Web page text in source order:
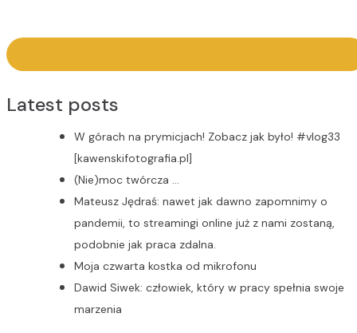
Latest posts
W górach na prymicjach! Zobacz jak było! #vlog33
[kawenskifotografia.pl]
(Nie)moc twórcza …
Mateusz Jędraś: nawet jak dawno zapomnimy o
pandemii, to streamingi online już z nami zostaną,
podobnie jak praca zdalna.
Moja czwarta kostka od mikrofonu
Dawid Siwek: człowiek, który w pracy spełnia swoje
marzenia